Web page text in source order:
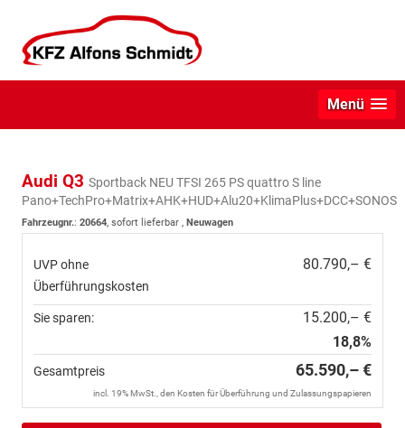
Menü
Audi Q3 Sportback NEU TFSI 265 PS quattro S line
Pano+TechPro+Matrix+AHK+HUD+Alu20+KlimaPlus+DCC+SONOS
Fahrzeugnr.: 20664, sofort lieferbar , Neuwagen
UVP ohne
Überführungskosten
80.790,– €
Sie sparen:
15.200,– €
18,8%
Gesamtpreis 65.590,– €
incl. 19% MwSt., den Kosten für Überführung und Zulassungspapieren